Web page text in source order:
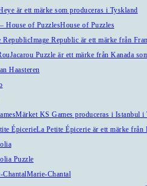
är ett märke som produceras i Tyskland
House of PuzzlesHouse of Puzzles
RepublicImage Republic är ett märke från
Jacarou Puzzle är ett märke från Kanada
Haasteren
Märket KS Games produceras i Istanbul
ÉpicerieLa Petite Épicerie är ett märke från
Puzzle
ChantalMarie-Chantal